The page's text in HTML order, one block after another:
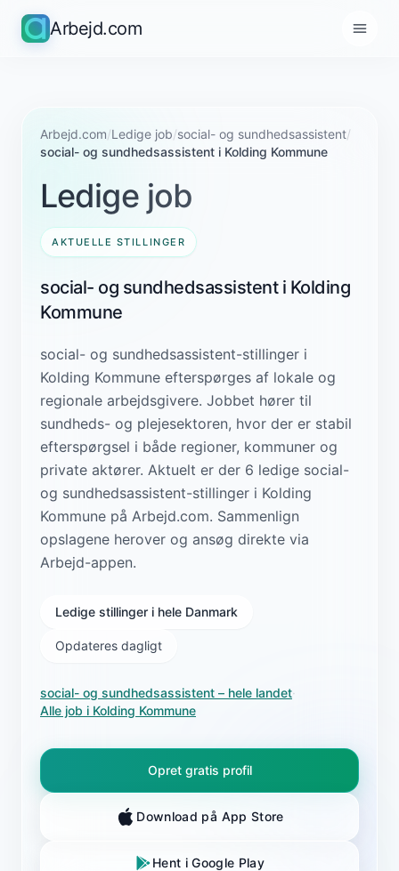
Arbejd.com
Arbejd.com/Ledige job/social- og sundhedsassistent/
social- og sundhedsassistent i Kolding Kommune
Ledige job
AKTUELLE STILLINGER
social- og sundhedsassistent i Kolding
Kommune
social- og sundhedsassistent-stillinger i
Kolding Kommune efterspørges af lokale og
regionale arbejdsgivere. Jobbet hører til
sundheds- og plejesektoren, hvor der er stabil
efterspørgsel i både regioner, kommuner og
private aktører. Aktuelt er der 6 ledige social-
og sundhedsassistent-stillinger i Kolding
Kommune på Arbejd.com. Sammenlign
opslagene herover og ansøg direkte via
Arbejd-appen.
Ledige stillinger i hele Danmark
Opdateres dagligt
social- og sundhedsassistent – hele landet·
Alle job i Kolding Kommune
Opret gratis profil
Download på App Store
Hent i Google Play